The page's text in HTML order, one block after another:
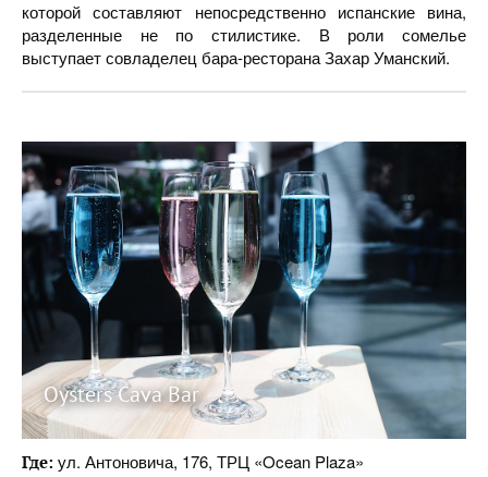
которой составляют непосредственно испанские вина,
разделенные не по стилистике. В роли сомелье
выступает совладелец бара-ресторана Захар Уманский.
Oysters Cava Bar
Где: ул. Антоновича, 176, ТРЦ «Ocean Plaza»